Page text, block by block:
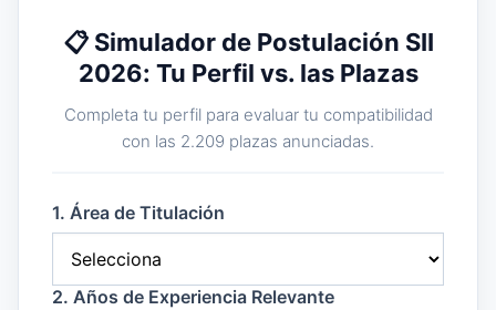
📋 Simulador de Postulación SII
2026: Tu Perfil vs. las Plazas
Completa tu perfil para evaluar tu compatibilidad
con las 2.209 plazas anunciadas.
1. Área de Titulación
2. Años de Experiencia Relevante